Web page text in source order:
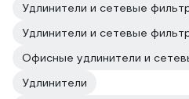
Удлинители и сетевые
Удлинители и сетевые
Офисные удлинители и
Удлинители